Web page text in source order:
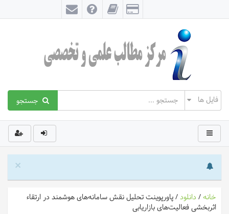
جستجو
×
خانه/ دانلود/پاورپوینت تحلیل نقش سامانه‌های هوشمند در ارتقاء
اثربخشی فعالیت‌های بازاریابی